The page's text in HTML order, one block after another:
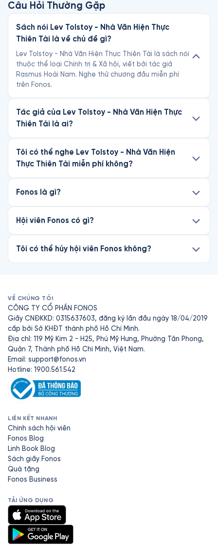
Câu Hỏi Thường Gặp
Sách nói Lev Tolstoy - Nhà Văn Hiện Thực
Thiên Tài là về chủ đề gì?
Lev Tolstoy - Nhà Văn Hiện Thực Thiên Tài là sách nói
thuộc thể loại Chính trị & Xã hội, viết bởi tác giả
Rasmus Hoài Nam. Nghe thử chương đầu miễn phí
trên Fonos.
Tác giả của Lev Tolstoy - Nhà Văn Hiện Thực
Thiên Tài là ai?
Tôi có thể nghe Lev Tolstoy - Nhà Văn Hiện
Thực Thiên Tài miễn phí không?
Fonos là gì?
Hội viên Fonos có gì?
Tôi có thể hủy hội viên Fonos không?
VỀ CHÚNG TÔI
CÔNG TY CỔ PHẦN FONOS
Giấy CNĐKKD: 0315637603, đăng ký lần đầu ngày 18/04/2019
cấp bởi Sở KHĐT thành phố Hồ Chí Minh.
Địa chỉ: 119 Mỹ Kim 2 - H25, Phú Mỹ Hưng, Phường Tân Phong,
Quận 7, Thành phố Hồ Chí Minh, Việt Nam.
Email: support@fonos.vn
Hotline: 1900.561.542
LIÊN KẾT NHANH
Chính sách hội viên
Fonos Blog
Linh Book Blog
Sách giấy Fonos
Quà tặng
Fonos Business
TẢI ỨNG DỤNG